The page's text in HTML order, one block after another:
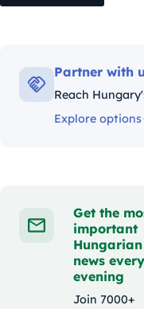
Partner with
Reach
Explore options
Get the
important
Hungarian
news every
evening
Join 7000+